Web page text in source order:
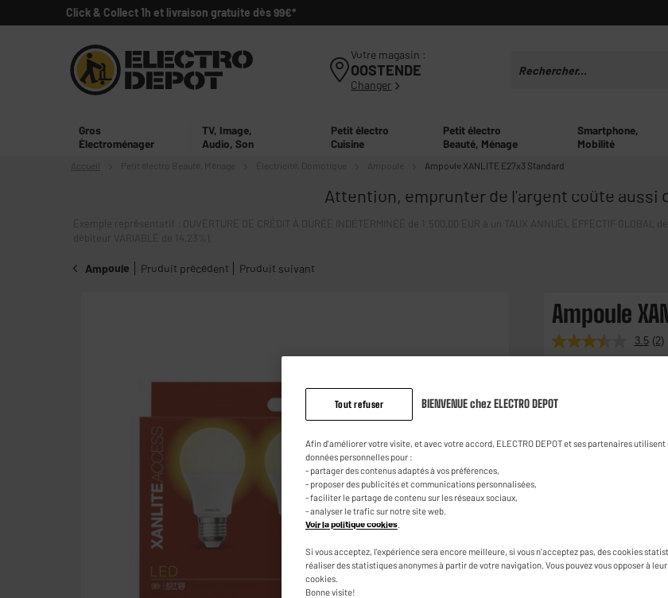
Click & Collect 1h et livraison gratuite dès 99€*
Votre magasin :
OOSTENDE
Changer
Gros
Électroménager
TV, Image,
Audio, Son
Petit électro
Cuisine
Petit électro
Beauté, Ménage
Smartphone,
Mobilité
Accueil Petit électro Électricité, Domotique Ampoule Ampoule XANLITE E27x3 Standard
Attention, emprunter de l'argent coûte aussi
Exemple représentatif : OUVERTURE DE CRÉDIT À DURÉE INDÉTERMINÉE de 1.500,00 EUR à un TAUX ANNUEL EFFECTIF
débiteur VARIABLE de 14,23%).
Ampoule Produit précédent Produit suivant
Ampoule
3.5 Lire
2
(2)
Tout refuser BIENVENUE chez ELECTRO DEPOT
Afin d'améliorer votre visite, et avec votre accord, ELECTRO DEPOT et ses partenaires
données personnelles pour :
- partager des contenus adaptés à vos préférences,
- proposer des publicités et communications personnalisées,
- faciliter le partage de contenu sur les réseaux sociaux,
- analyser le trafic sur notre site web.
Voir la politique cookies
Si vous acceptez, l'expérience sera encore meilleure, si vous n'acceptez pas, des cookies
réaliser des statistiques anonymes à partir de votre navigation. Vous pouvez vous opposer à
cookies.
Bonne visite!